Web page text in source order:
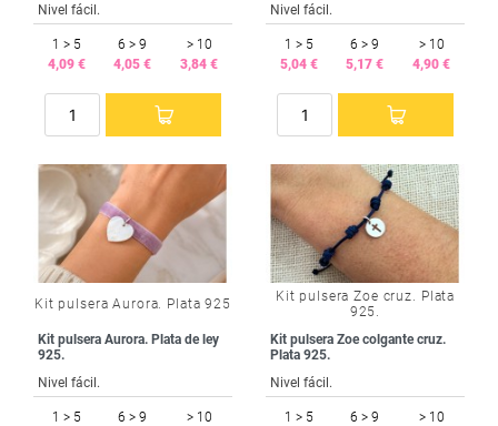
Nivel fácil.
1 > 5
4,09 €
6 > 9
4,05 €
> 10
3,84 €
Nivel fácil.
1 > 5
5,04 €
6 > 9
5,17 €
> 10
4,90 €
Kit pulsera Aurora. Plata 925
Kit pulsera Aurora. Plata de ley
925.
Nivel fácil.
1 > 5
6 > 9
> 10
Kit pulsera Zoe cruz. Plata
925.
Kit pulsera Zoe colgante cruz.
Plata 925.
Nivel fácil.
1 > 5
6 > 9
> 10